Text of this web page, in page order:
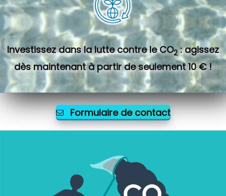
Investissez dans la lutte contre le CO2 : agissez
dès maintenant à partir de seulement 10 € !
Formulaire de contact